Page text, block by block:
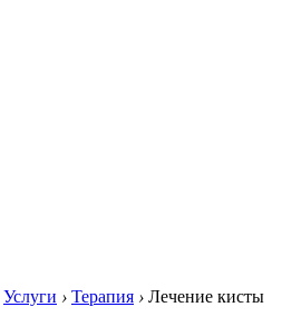
Услуги › Терапия › Лечение кисты